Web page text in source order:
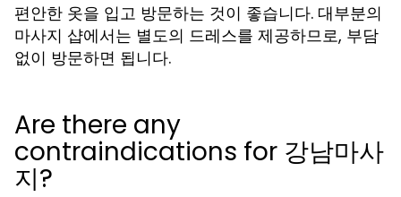
편안한 옷을 입고 방문하는 것이 좋습니다. 대부분의
마사지 샵에서는 별도의 드레스를 제공하므로, 부담
없이 방문하면 됩니다.
Are there any
contraindications for 강남마사
지?